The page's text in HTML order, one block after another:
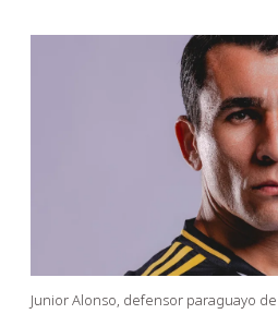
Junior Alonso, defensor paraguayo